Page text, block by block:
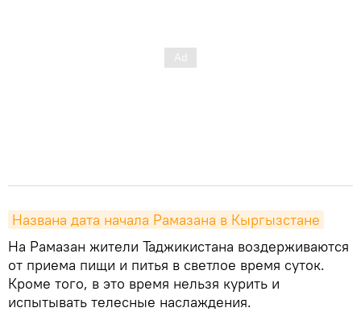
Названа дата начала Рамазана в Кыргызстане
На Рамазан жители Таджикистана воздерживаются
от приема пищи и питья в светлое время суток.
Кроме того, в это время нельзя курить и
испытывать телесные наслаждения.